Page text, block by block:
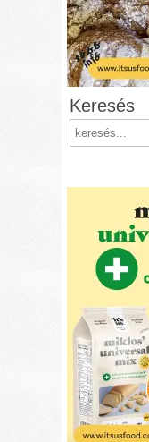
Keresés